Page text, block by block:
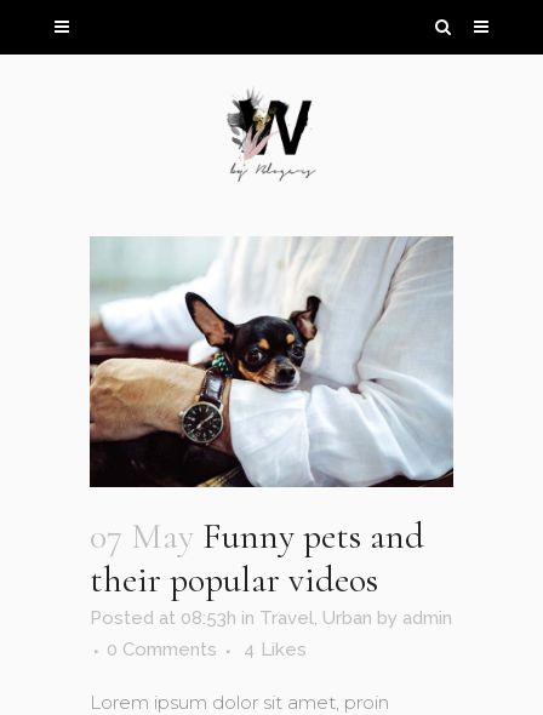
07 May Funny pets and
their popular videos
Posted at 08:53h in Travel, Urban by admin
0 Comments
4 Likes
Lorem ipsum dolor sit amet, proin